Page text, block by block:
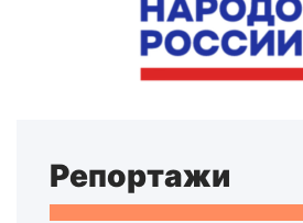
Репортажи